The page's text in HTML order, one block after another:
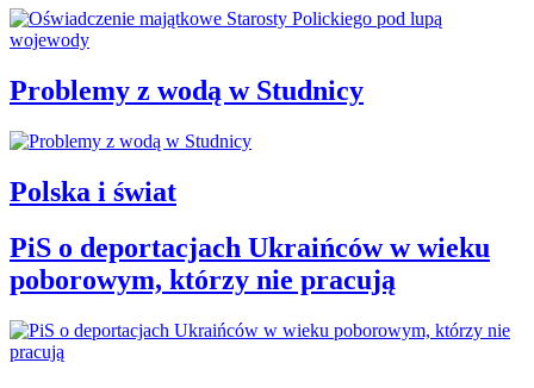
Problemy z wodą w Studnicy
Polska i świat
PiS o deportacjach Ukraińców w wieku
poborowym, którzy nie pracują